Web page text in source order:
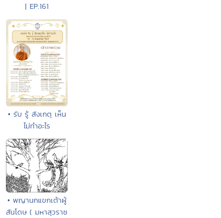
| EP.161
• รับ รู้ สังเกตุ เห็น
ไม่ทำอะไร
• พญานกแขกเต้าผู้
สันโดษ ( มหาสุวราช